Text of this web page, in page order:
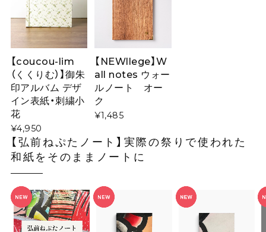
【coucou-lim
（くくりむ）】御朱
印アルバム デザ
イン表紙・刺繍小
花
¥4,950
【NEWllege】W
all notes ウォー
ルノート オー
ク
¥1,485
【弘前ねぷたノート】実際の祭りで使われた
和紙をそのままノートに